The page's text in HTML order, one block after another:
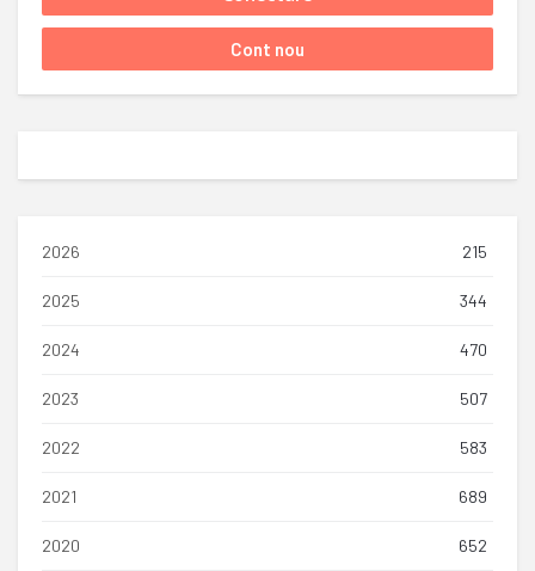
2026 215
2025 344
2024 470
2023 507
2022 583
2021 689
2020 652